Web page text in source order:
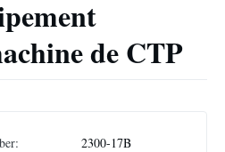
de CTP
2300-17B